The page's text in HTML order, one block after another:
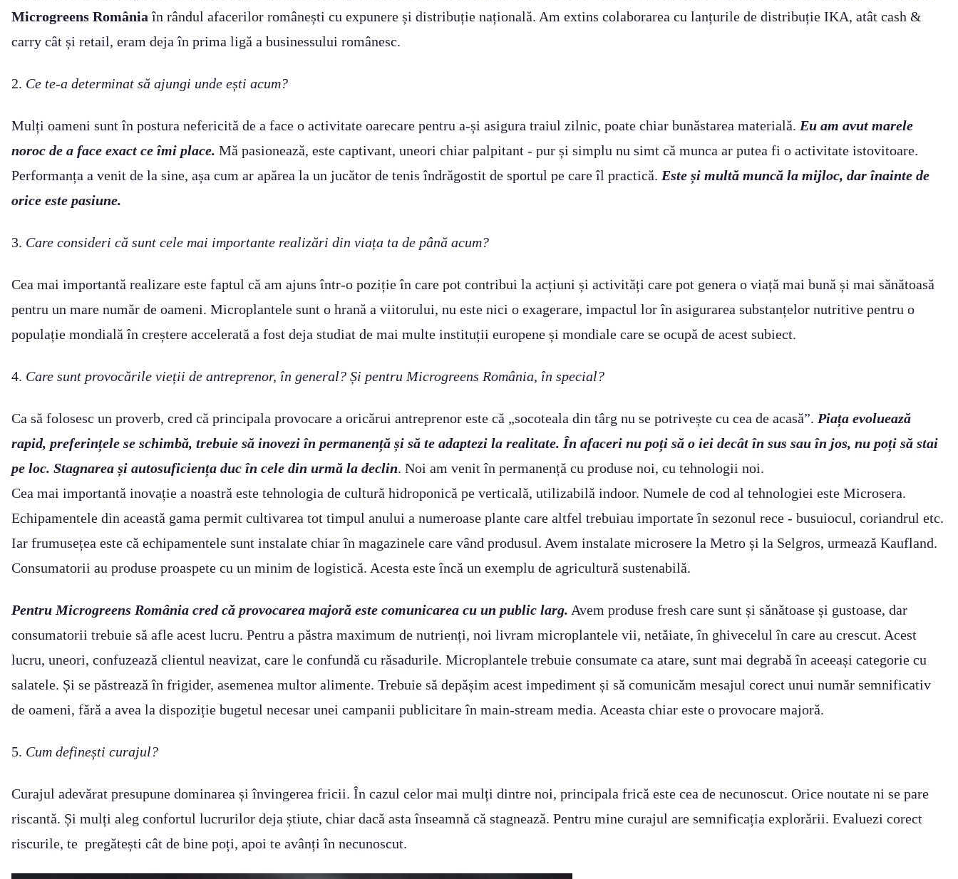
Microgreens România în rândul afacerilor românești cu expunere și distribuție națională. Am extins colaborarea cu lanțurile de distribuție IKA, atât cash &
carry cât și retail, eram deja în prima ligă a businessului românesc.
2. Ce te-a determinat să ajungi unde ești acum?
Mulți oameni sunt în postura nefericită de a face o activitate oarecare pentru a-și asigura traiul zilnic, poate chiar bunăstarea materială. Eu am avut marele
noroc de a face exact ce îmi place. Mă pasionează, este captivant, uneori chiar palpitant - pur și simplu nu simt că munca ar putea fi o activitate istovitoare.
Performanța a venit de la sine, așa cum ar apărea la un jucător de tenis îndrăgostit de sportul pe care îl practică. Este și multă muncă la mijloc, dar înainte de
orice este pasiune.
3. Care consideri că sunt cele mai importante realizări din viața ta de până acum?
Cea mai importantă realizare este faptul că am ajuns într-o poziție în care pot contribui la acțiuni și activități care pot genera o viață mai bună și mai sănătoasă
pentru un mare număr de oameni. Microplantele sunt o hrană a viitorului, nu este nici o exagerare, impactul lor în asigurarea substanțelor nutritive pentru o
populație mondială în creștere accelerată a fost deja studiat de mai multe instituții europene și mondiale care se ocupă de acest subiect.
4. Care sunt provocările vieții de antreprenor, în general? Și pentru Microgreens România, în special?
Ca să folosesc un proverb, cred că principala provocare a oricărui antreprenor este că „socoteala din târg nu se potrivește cu cea de acasă”. Piața evoluează
rapid, preferințele se schimbă, trebuie să inovezi în permanență și să te adaptezi la realitate. În afaceri nu poți să o iei decât în sus sau în jos, nu poți să stai
pe loc. Stagnarea și autosuficiența duc în cele din urmă la declin. Noi am venit în permanență cu produse noi, cu tehnologii noi.
Cea mai importantă inovație a noastră este tehnologia de cultură hidroponică pe verticală, utilizabilă indoor. Numele de cod al tehnologiei este Microsera.
Echipamentele din această gama permit cultivarea tot timpul anului a numeroase plante care altfel trebuiau importate în sezonul rece - busuiocul, coriandrul etc.
Iar frumusețea este că echipamentele sunt instalate chiar în magazinele care vând produsul. Avem instalate microsere la Metro și la Selgros, urmează Kaufland.
Consumatorii au produse proaspete cu un minim de logistică. Acesta este încă un exemplu de agricultură sustenabilă.
Pentru Microgreens România cred că provocarea majoră este comunicarea cu un public larg. Avem produse fresh care sunt și sănătoase și gustoase, dar
consumatorii trebuie să afle acest lucru. Pentru a păstra maximum de nutrienți, noi livram microplantele vii, netăiate, în ghivecelul în care au crescut. Acest
lucru, uneori, confuzează clientul neavizat, care le confundă cu răsadurile. Microplantele trebuie consumate ca atare, sunt mai degrabă în aceeași categorie cu
salatele. Și se păstrează în frigider, asemenea multor alimente. Trebuie să depășim acest impediment și să comunicăm mesajul corect unui număr semnificativ
de oameni, fără a avea la dispoziție bugetul necesar unei campanii publicitare în main-stream media. Aceasta chiar este o provocare majoră.
5. Cum definești curajul?
Curajul adevărat presupune dominarea și învingerea fricii. În cazul celor mai mulți dintre noi, principala frică este cea de necunoscut. Orice noutate ni se pare
riscantă. Și mulți aleg confortul lucrurilor deja știute, chiar dacă asta înseamnă că stagnează. Pentru mine curajul are semnificația explorării. Evaluezi corect
riscurile, te pregătești cât de bine poți, apoi te avânți în necunoscut.